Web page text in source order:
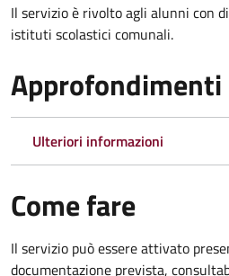
Il servizio è rivolto agli alunni con
istituti scolastici comunali.
Approfondimenti
Ulteriori informazioni
Come fare
Il servizio può essere attivato
documentazione prevista,